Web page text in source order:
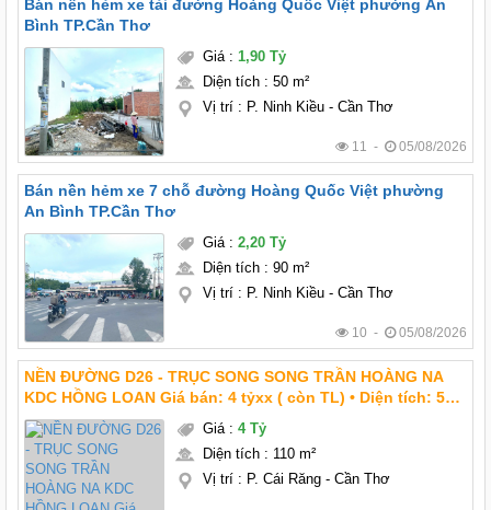
Bán nền hẻm xe tải đường Hoàng Quốc Việt phường An
Bình TP.Cần Thơ
Giá: 1,90 Tỷ
Diện tích: 50 m²
Vị trí: P. Ninh Kiều - Cần Thơ
11 - 05/08/2026
Bán nền hẻm xe 7 chỗ đường Hoàng Quốc Việt phường
An Bình TP.Cần Thơ
Giá: 2,20 Tỷ
Diện tích: 90 m²
Vị trí: P. Ninh Kiều - Cần Thơ
10 - 05/08/2026
NỀN ĐƯỜNG D26 - TRỤC SONG SONG TRẦN HOÀNG NA
KDC HỒNG LOAN Giá bán: 4 tỷxx ( còn TL) • Diện tích: 5m
x 22m = 110m2 • Hướng: Tây Nam • Lộ giới : 20m
Giá: 4 Tỷ
Diện tích: 110 m²
Vị trí: P. Cái Răng - Cần Thơ